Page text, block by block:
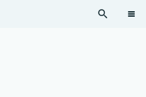
search